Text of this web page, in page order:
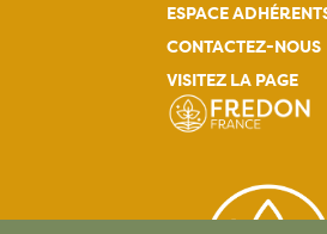
ESPACE
CONTACTEZ-NOUS
VISITEZ LA PAGE